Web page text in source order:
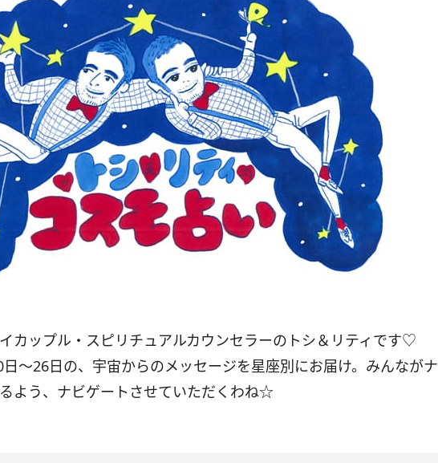
カップル・スピリチュアルカウンセラーのトシ＆リティです♡
〜26日の、宇宙からのメッセージを星座別にお届け。みんながナ
よう、ナビゲートさせていただくわね☆